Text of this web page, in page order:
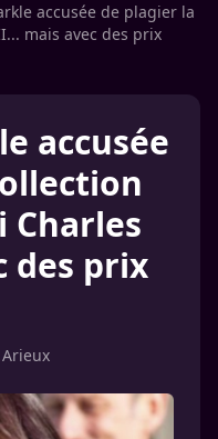
accusée de plagier la
mais avec des prix
accusée
Charles
des prix